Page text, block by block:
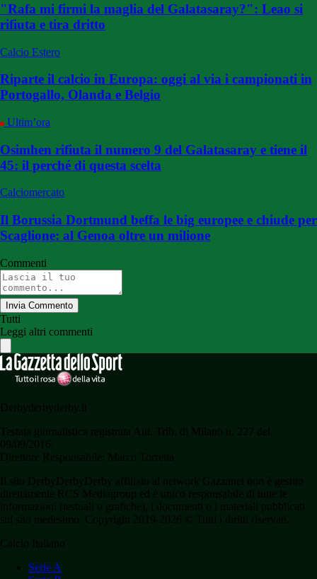
"Rafa mi firmi la maglia del Galatasaray?": Leao si
rifiuta e tira dritto
Calcio Estero
Riparte il calcio in Europa: oggi al via i campionati in
Portogallo, Olanda e Belgio
Ultim’ora
Osimhen rifiuta il numero 9 del Galatasaray e tiene il
45: il perché di questa scelta
Calciomercato
Il Borussia Dortmund beffa le big europee e chiude per
Scaglione: al Genoa oltre un milione
Commenti
Invia Commento
Tutti
Leggi altri commenti
Serie A